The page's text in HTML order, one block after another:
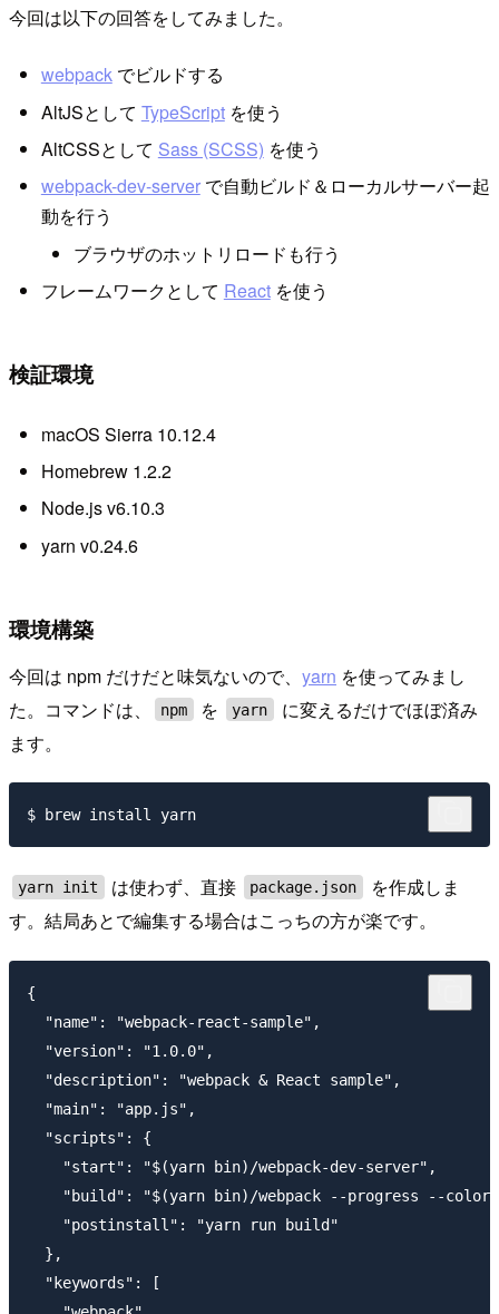
今回は以下の回答をしてみました。
webpackでビルドする
AltJSとして TypeScriptを使う
AltCSSとして Sass (SCSS) を使う
webpack-dev-serverで自動ビルド＆ローカルサーバー起
動を行う
ブラウザのホットリロードも行う
フレームワークとして Reactを使う
検証環境
macOS Sierra 10.12.4
Homebrew 1.2.2
Node.js v6.10.3
yarn v0.24.6
環境構築
今回は npm だけだと味気ないので、 yarn を使ってみまし
た。コマンドは、
npm を yarn
に変えるだけでほぼ済み
ます。
yarn init は使わず、直接 package.json
を作成しま
す。結局あとで編集する場合はこっちの方が楽です。
{
  "name": "webpack-react-sample",
  "version": "1.0.0",
  "description": "webpack & React sample",
  "main": "app.js",
  "scripts": {
    "start": "$(yarn bin)/webpack-dev-server",
"build": "$(yarn bin)/webpack --progress --
    "postinstall": "yarn run build"
  },
  "keywords": [